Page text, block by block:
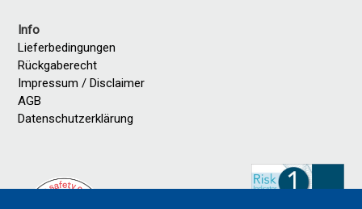
Info
Lieferbedingungen
Rückgaberecht
Impressum / Disclaimer
AGB
Datenschutzerklärung